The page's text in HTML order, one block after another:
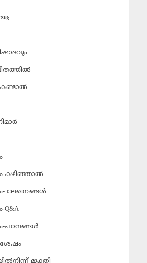
കണ്ടാല്‍
കഴിഞ്ഞാല്‍
ലേഖനങ്ങള്‍
പഠനങ്ങള്‍
മുക്തി